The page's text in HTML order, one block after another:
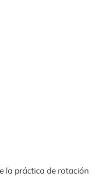
la práctica de rotación